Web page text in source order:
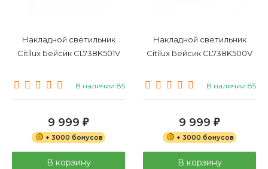
Накладной светильник
Citilux Бейсик CL738K501V
В наличии 85
9 999 ₽
+ 3000 бонусов
В корзину
Накладной светильник
Citilux Бейсик CL738K500V
В наличии 85
9 999 ₽
+ 3000 бонусов
В корзину